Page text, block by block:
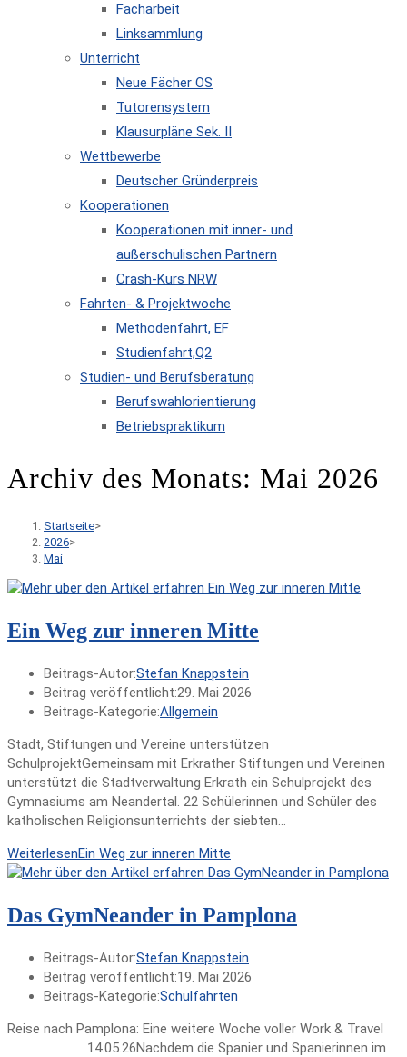
Facharbeit
Linksammlung
Unterricht
Neue Fächer OS
Tutorensystem
Klausurpläne Sek. II
Wettbewerbe
Deutscher Gründerpreis
Kooperationen
Kooperationen mit inner- und
außerschulischen Partnern
Crash-Kurs NRW
Fahrten- & Projektwoche
Methodenfahrt, EF
Studienfahrt,Q2
Studien- und Berufsberatung
Berufswahlorientierung
Betriebspraktikum
Archiv des Monats: Mai 2026
Startseite>
2026>
Mai
Ein Weg zur inneren Mitte
Beitrags-Autor:Stefan Knappstein
Beitrag veröffentlicht:29. Mai 2026
Beitrags-Kategorie:Allgemein
Stadt, Stiftungen und Vereine unterstützen
SchulprojektGemeinsam mit Erkrather Stiftungen und Vereinen
unterstützt die Stadtverwaltung Erkrath ein Schulprojekt des
Gymnasiums am Neandertal. 22 Schülerinnen und Schüler des
katholischen Religionsunterrichts der siebten…
WeiterlesenEin Weg zur inneren Mitte
Das GymNeander in Pamplona
Beitrags-Autor:Stefan Knappstein
Beitrag veröffentlicht:19. Mai 2026
Beitrags-Kategorie:Schulfahrten
Reise nach Pamplona: Eine weitere Woche voller Work & Travel
14.05.26Nachdem die Spanier und Spanierinnen im